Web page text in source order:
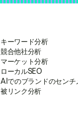
キーワード分析
競合他社分析
マーケット分析
ローカルSEO
AIでのブランドのセンチ
被リンク分析